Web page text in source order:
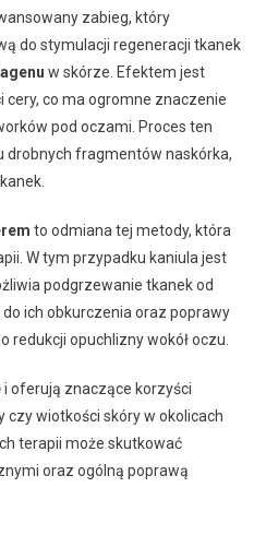
zabieg, który
do stymulacji regeneracji tkanek
w skórze. Efektem jest
co ma ogromne znaczenie
pod oczami. Proces ten
drobnych fragmentów naskórka,
to odmiana tej metody, która
W tym przypadku kaniula jest
podgrzewanie tkanek od
ich obkurczenia oraz poprawy
redukcji opuchlizny wokół oczu.
i oferują znaczące korzyści
wiotkości skóry w okolicach
terapii może skutkować
oraz ogólną poprawą